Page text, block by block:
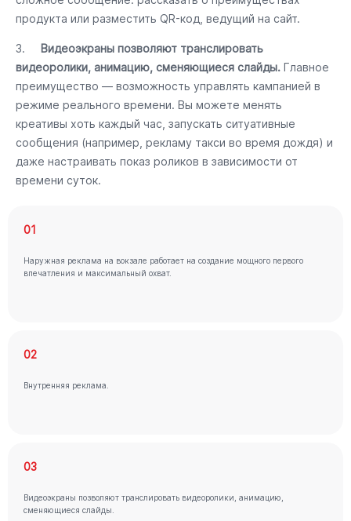
продукта или разместить QR-код, ведущий на сайт.
3. Видеоэкраны позволяют транслировать
видеоролики, анимацию, сменяющиеся слайды. Главное
преимущество — возможность управлять кампанией в
режиме реального времени. Вы можете менять
креативы хоть каждый час, запускать ситуативные
сообщения (например, рекламу такси во время дождя) и
даже настраивать показ роликов в зависимости от
времени суток.
01
Наружная реклама на вокзале работает на создание мощного первого
впечатления и максимальный охват.
02
Внутренняя реклама.
03
Видеоэкраны позволяют транслировать видеоролики, анимацию,
сменяющиеся слайды.